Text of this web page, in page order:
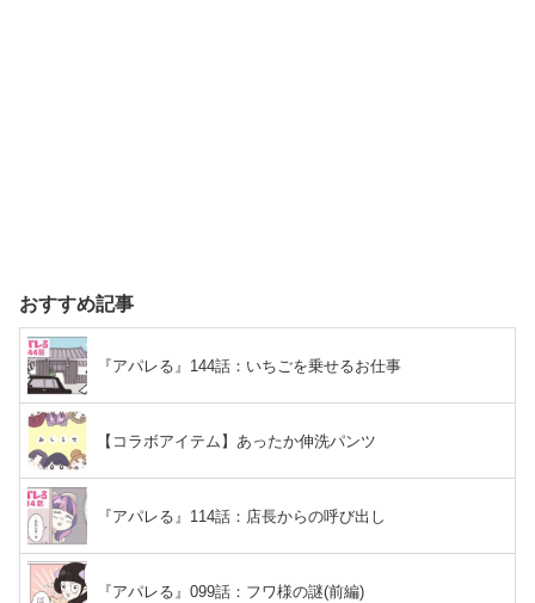
おすすめ記事
『アパレる』144話：いちごを乗せるお仕事
【コラボアイテム】あったか伸洗パンツ
『アパレる』114話：店長からの呼び出し
『アパレる』099話：フワ様の謎(前編)